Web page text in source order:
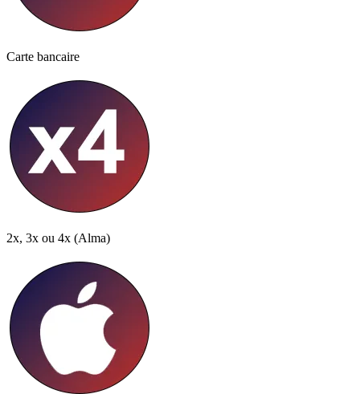
Carte bancaire
2x, 3x ou 4x (Alma)